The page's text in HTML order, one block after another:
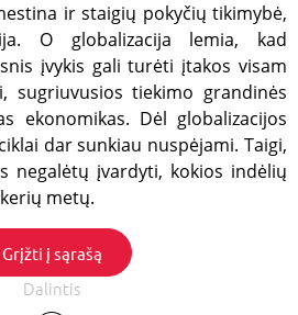
ir staigių pokyčių tikimybė,
O globalizacija lemia, kad
įvykis gali turėti įtakos visam
sugriuvusios tiekimo grandinės
ekonomikas. Dėl globalizacijos
dar sunkiau nuspėjami. Taigi,
negalėtų įvardyti, kokios indėlių
metų.
Grįžti į sąrašą
Dalintis
atvejus
validuoti
.gfbankas.lt 1 metai
srauto